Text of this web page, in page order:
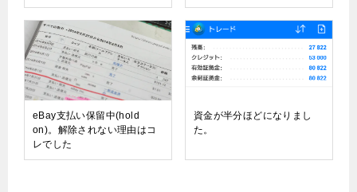
eBay支払い保留中(hold
on)。解除されない理由はコ
レでした
資金が半分ほどになりまし
た。